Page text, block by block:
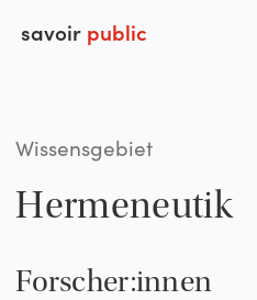
savoir public
Wissensgebiet
Hermeneutik
Forscher:innen